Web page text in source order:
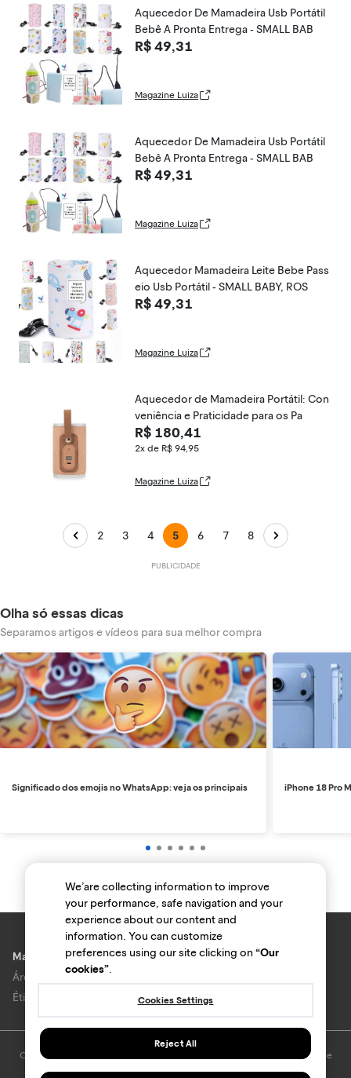
Aquecedor De Mamadeira Usb Portátil
Bebê A Pronta Entrega - SMALL BAB
R$ 49,31
Magazine Luiza
Aquecedor De Mamadeira Usb Portátil
Bebê A Pronta Entrega - SMALL BAB
R$ 49,31
Magazine Luiza
Aquecedor Mamadeira Leite Bebe Pass
eio Usb Portátil - SMALL BABY, ROS
R$ 49,31
Magazine Luiza
Aquecedor de Mamadeira Portátil: Con
veniência e Praticidade para os Pa
R$ 180,41
2x de R$ 94,95
Magazine Luiza
2 3 4 5 6 7 8
Olha só essas dicas
Separamos artigos e vídeos para sua melhor compra
Significado dos emojis no WhatsApp: veja os principais iPhone 18 Pro
Marcas e lojas
Área do anunciante
Ética e Integridade
O uso deste site está sujeito aos termos e condições do Termo de Uso
e
We’are collecting information to improve
your performance, safe navigation and your
experience about our content and
information. You can customize
preferences using our site clicking on“Our
cookies”.
Cookies Settings
Reject All